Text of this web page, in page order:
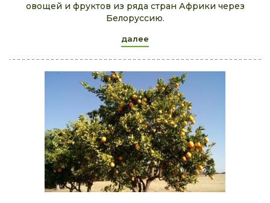
овощей и фруктов из ряда стран Африки через
Белоруссию.
далее